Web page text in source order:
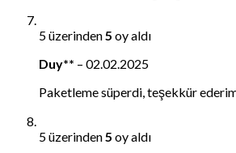
5 üzerinden5 oy aldı
Duy** – 02.02.2025
Paketleme süperdi, teşekkür
5 üzerinden5 oy aldı